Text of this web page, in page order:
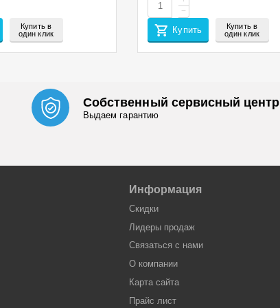
Купить в
один клик
−
Купить
Купить в
один клик
Собственный сервисный центр
Выдаем гарантию
Информация
Скидки
Лидеры продaж
Связаться с нами
О компании
Карта сайта
Прайс лист